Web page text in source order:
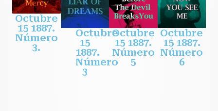
Octubre
15 1887.
Número
3.
Octubre
15
1887.
Número
3
Octubre
15 1887.
Número
5
Octubre
15 1887.
Número
6